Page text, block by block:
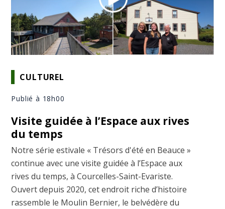
CULTUREL
Publié à 18h00
Visite guidée à l’Espace aux rives
du temps
Notre série estivale « Trésors d'été en Beauce »
continue avec une visite guidée à l’Espace aux
rives du temps, à Courcelles-Saint-Evariste.
Ouvert depuis 2020, cet endroit riche d’histoire
rassemble le Moulin Bernier, le belvédère du